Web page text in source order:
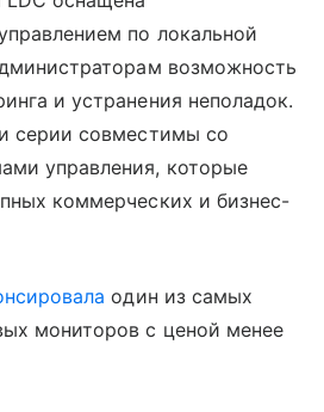
по локальной
возможность
и устранения неполадок.
серии совместимы со
управления, которые
коммерческих и бизнес-
один из самых
мониторов с ценой менее